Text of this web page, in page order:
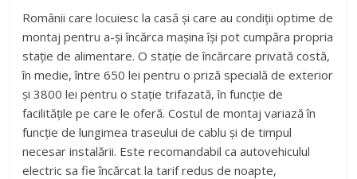
Românii care locuiesc la casă și care au condiţii optime de
montaj pentru a-şi încărca maşina îşi pot cumpăra propria
stație de alimentare. O stație de încărcare privată costă,
în medie, între 650 lei pentru o priză specială de exterior
și 3800 lei pentru o stație trifazată, în funcție de
facilitățile pe care le oferă. Costul de montaj variază în
funcție de lungimea traseului de cablu şi de timpul
necesar instalării. Este recomandabil ca autovehiculul
electric sa fie încărcat la tarif redus de noapte,